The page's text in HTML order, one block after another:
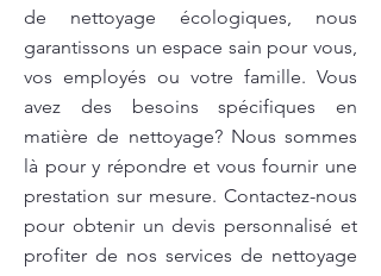
de nettoyage écologiques, nous
garantissons un espace sain pour vous,
vos employés ou votre famille. Vous
avez des besoins spécifiques en
matière de nettoyage? Nous sommes
là pour y répondre et vous fournir une
prestation sur mesure. Contactez-nous
pour obtenir un devis personnalisé et
profiter de nos services de nettoyage